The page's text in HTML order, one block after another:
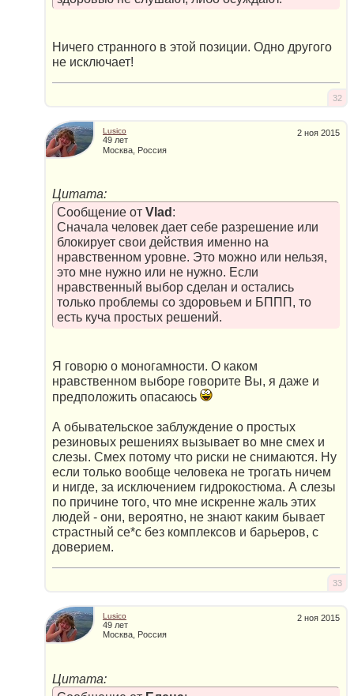
Ничего странного в этой позиции. Одно другого
не исключает!
32
2 ноя 2015
Lusico
49 лет
Москва, Россия
Цитата:
Сообщение от Vlad :
Сначала человек дает себе разрешение или
блокирует свои действия именно на
нравственном уровне. Это можно или нельзя,
это мне нужно или не нужно. Если
нравственный выбор сделан и остались
только проблемы со здоровьем и БППП, то
есть куча простых решений.
Я говорю о моногамности. О каком
нравственном выборе говорите Вы, я даже и
предположить опасаюсь
А обывательское заблуждение о простых
резиновых решениях вызывает во мне смех и
слезы. Смех потому что риски не снимаются. Ну
если только вообще человека не трогать ничем
и нигде, за исключением гидрокостюма. А слезы
по причине того, что мне искренне жаль этих
людей - они, вероятно, не знают каким бывает
страстный сe*c без комплексов и барьеров, с
доверием.
33
2 ноя 2015
Lusico
49 лет
Москва, Россия
Цитата: